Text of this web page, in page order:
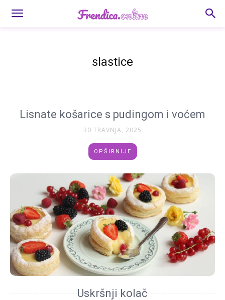
slastice
Lisnate košarice s pudingom i voćem
30 TRAVNJA, 2025
OPŠIRNIJE
Uskršnji kolač